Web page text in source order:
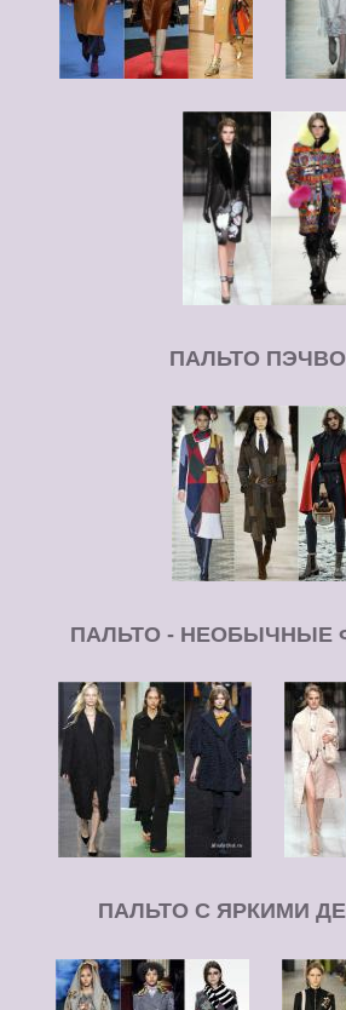
ПАЛЬТО
ПАЛЬТО - НЕОБЫЧНЫЕ
ПАЛЬТО С ЯРКИМИ